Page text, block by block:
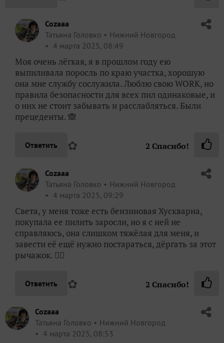
Cozaaa
Татьяна Головко
Нижний Новгород
4 марта 2025, 08:49
Моя очень лёгкая, я в прошлом году ею
выпиливала поросль по краю участка, хорошую
она мне службу сослужила. Люблю свою WORK, но
правила безопасности для всех пил одинаковые, и
о них не стоит забывать и расслабляться. Были
прецеденты. 🙈
Ответить ✿ 2 Спасибо!
Cozaaa
Татьяна Головко
Нижний Новгород
4 марта 2025, 09:29
Света, у меня тоже есть бензиновая Хускварна,
покупала ее пилить заросли, но я с ней не
справляюсь, она слишком тяжёлая для меня, и
завести её ещё нужно постараться, дёргать за этот
рычажок. 🤦‍♀️
Ответить ✿ 2 Спасибо!
Cozaaa
Татьяна Головко
Нижний Новгород
4 марта 2025, 08:53